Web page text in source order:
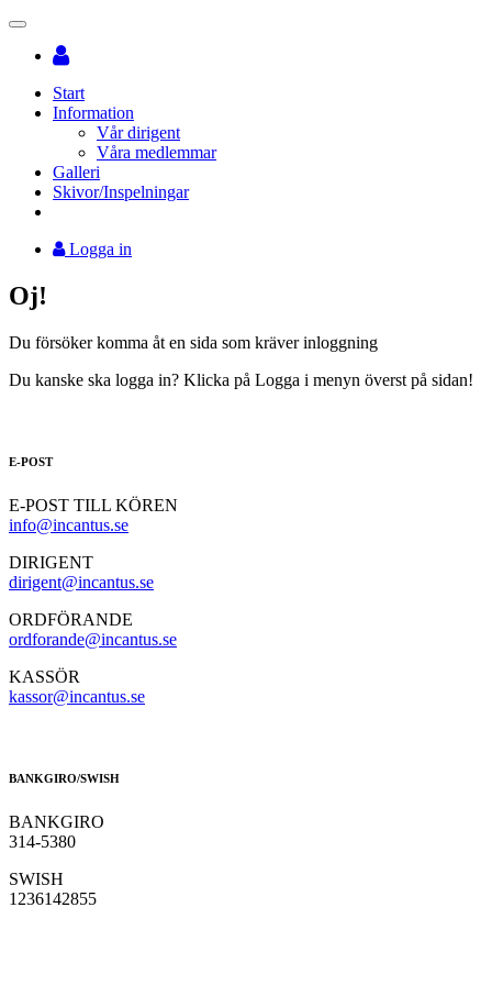
Toggle
navigation
Start
Information
Vår dirigent
Våra medlemmar
Galleri
Skivor/Inspelningar
Logga in
Oj!
Du försöker komma åt en sida som kräver inloggning
Du kanske ska logga in? Klicka på Logga i menyn överst på sidan!
E-POST
E-POST TILL KÖREN
info@incantus.se
DIRIGENT
dirigent@incantus.se
ORDFÖRANDE
ordforande@incantus.se
KASSÖR
kassor@incantus.se
BANKGIRO/SWISH
BANKGIRO
314-5380
SWISH
1236142855